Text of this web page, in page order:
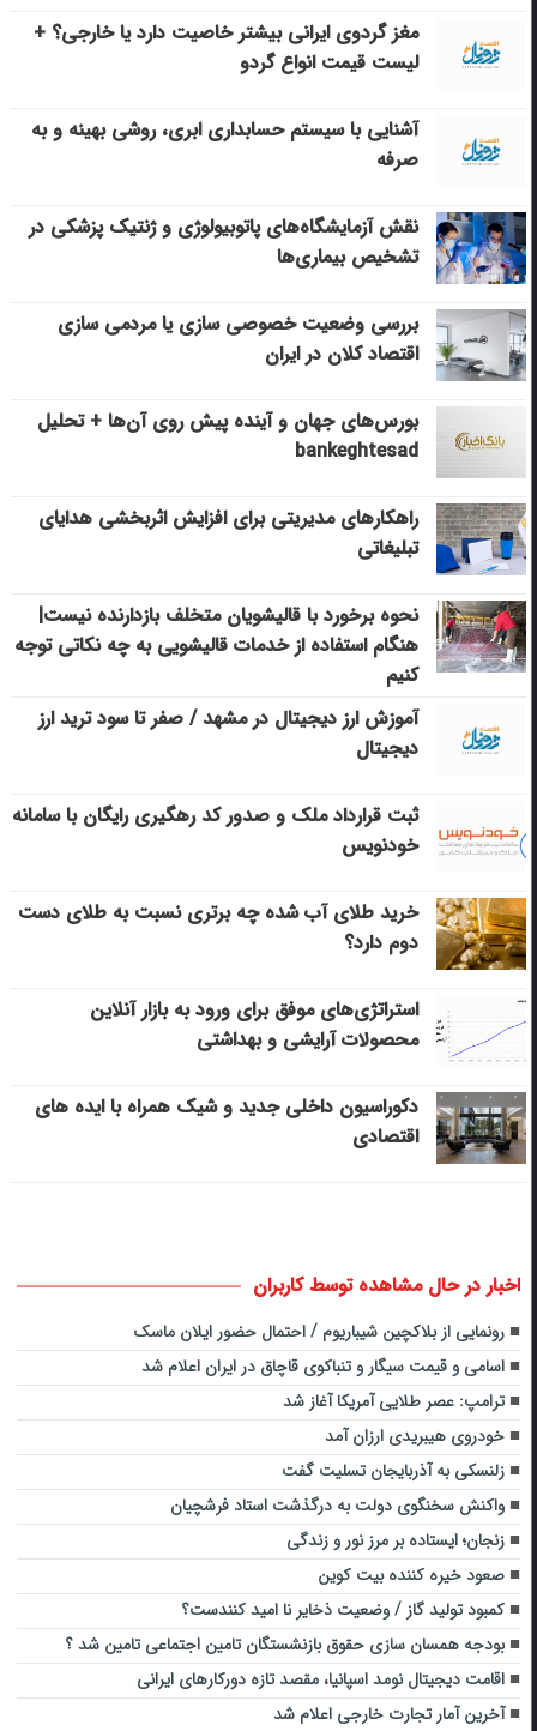
مغز گردوی ایرانی بیشتر خاصیت دارد یا خارجی؟ +
لیست قیمت انواع گردو
آشنایی با سیستم حسابداری ابری، روشی بهینه و به
صرفه
نقش آزمایشگاه‌های پاتوبیولوژی و ژنتیک پزشکی در
تشخیص بیماری‌ها
بررسی وضعیت خصوصی سازی یا مردمی سازی
اقتصاد کلان در ایران
بورس‌های جهان و آینده پیش روی آن‌ها + تحلیل
bankeghtesad
راهکارهای مدیریتی برای افزایش اثربخشی هدایای
تبلیغاتی
نحوه برخورد با قالیشویان متخلف بازدارنده نیست|
هنگام استفاده از خدمات قالیشویی به چه نکاتی توجه
کنیم
آموزش ارز دیجیتال در مشهد / صفر تا سود ترید ارز
دیجیتال
ثبت قرارداد ملک و صدور کد رهگیری رایگان با سامانه
خودنویس
خرید طلای آب شده چه برتری نسبت به طلای دست
دوم دارد؟
استراتژی‌های موفق برای ورود به بازار آنلاین
محصولات آرایشی و بهداشتی
دکوراسیون داخلی جدید و شیک همراه با ایده های
اقتصادی
اخبار در حال مشاهده توسط کاربران
رونمایی از بلاکچین شیباریوم / احتمال حضور ایلان ماسک
اسامی و قیمت سیگار و تنباکوی قاچاق در ایران اعلام شد
ترامپ: عصر طلایی آمریکا آغاز شد
خودروی هیبریدی ارزان آمد
زلنسکی به آذربایجان تسلیت گفت
واکنش سخنگوی دولت به درگذشت استاد فرشچیان
زنجان؛ ایستاده بر مرز نور و زندگی
صعود خیره کننده بیت کوین
کمبود تولید گاز / وضعیت ذخایر نا امید کنندست؟
بودجه همسان سازی حقوق بازنشستگان تامین اجتماعی تامین شد ؟
اقامت دیجیتال نومد اسپانیا، مقصد تازه دورکارهای ایرانی
آخرین آمار تجارت خارجی اعلام شد